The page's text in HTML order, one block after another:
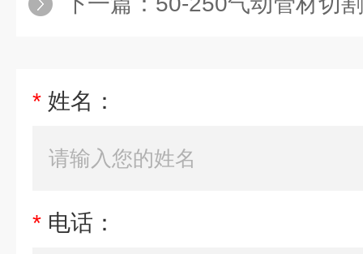
* 姓名：
* 电话：